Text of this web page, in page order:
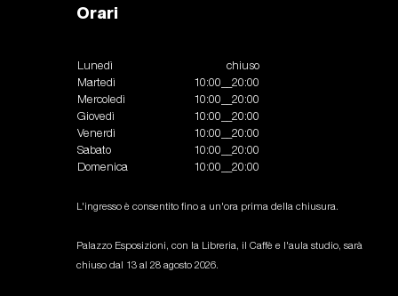
Orari
Lunedì
chiuso
Martedì
10:00__20:00
Mercoledì
10:00__20:00
Giovedì
10:00__20:00
Venerdì
10:00__20:00
Sabato
10:00__20:00
Domenica
10:00__20:00
L'ingresso è consentito fino a un'ora prima della chiusura.
Palazzo Esposizioni, con la Libreria, il Caffè e l'aula studio, sarà
chiuso dal 13 al 28 agosto 2026.